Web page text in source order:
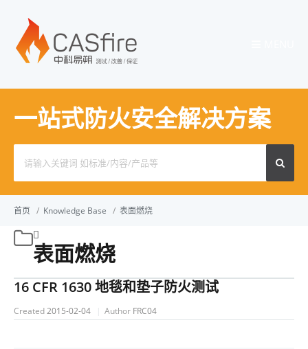
一站式防火安全解决方案
for:
首页 / Knowledge Base / 表面燃烧
表面燃烧
16 CFR 1630 地毯和垫子防火测试
Created2015-02-04 Author FRC04